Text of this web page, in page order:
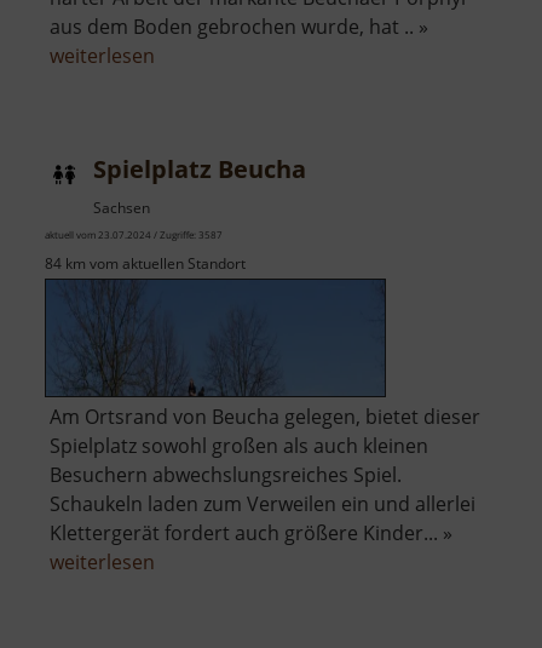
aus dem Boden gebrochen wurde, hat .. »
weiterlesen
Spielplatz Beucha
Sachsen
aktuell vom 23.07.2024 / Zugriffe: 3587
84 km vom aktuellen Standort
Am Ortsrand von Beucha gelegen, bietet dieser
Spielplatz sowohl großen als auch kleinen
Besuchern abwechslungsreiches Spiel.
Schaukeln laden zum Verweilen ein und allerlei
Klettergerät fordert auch größere Kinder... »
weiterlesen